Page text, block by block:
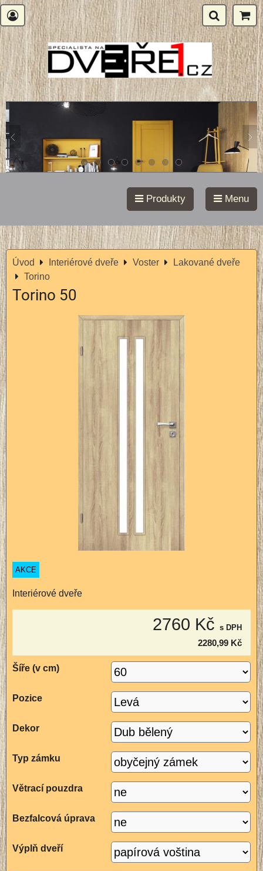
Produkty Menu
Úvod Interiérové dveře Voster
Lakované dveře
Torino
Torino 50
AKCE
Interiérové dveře
2760 Kč s DPH
2280,99 Kč
Šíře (v cm)
Pozice
Dekor
Typ zámku
Větrací pouzdra
Bezfalcová úprava
Výplň dveří